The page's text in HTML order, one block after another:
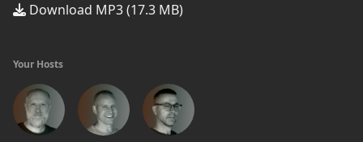
Download MP3 (17.3 MB)
Your Hosts